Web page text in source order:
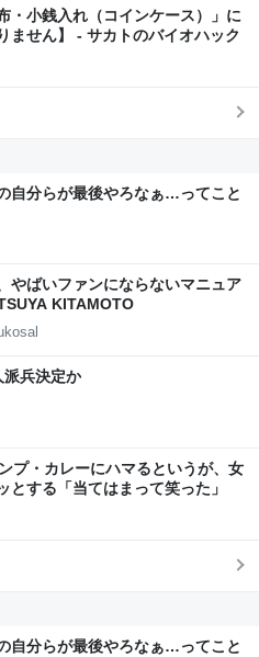
・小銭入れ（コインケース）」に
ません】 - サカトのバイオハック
自分らが最後やろなぁ…ってこと
やばいファンにならないマニュア
KITAMOTO
派兵決定か
プ・カレーにハマるというが、女
する「当てはまって笑った」
自分らが最後やろなぁ…ってこと